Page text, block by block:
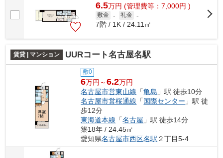
6.5万円 (管理費等：7,000円 )
敷金 - 礼金 -
7階 / 1K / 24.11㎡
賃貸 | マンション UURコート名古屋名駅
敷0
6万円～6.2万円
名古屋市営東山線 「亀島 」駅 徒歩10分
名古屋市営桜通線 「国際センター 」駅 徒
歩12分
東海道本線 「名古屋 」駅 徒歩14分
築18年 / 24.45㎡
愛知県名古屋市西区名駅 ２丁目5-4